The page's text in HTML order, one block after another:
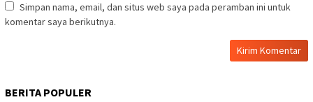
Simpan nama, email, dan situs web saya pada peramban ini untuk
komentar saya berikutnya.
BERITA POPULER